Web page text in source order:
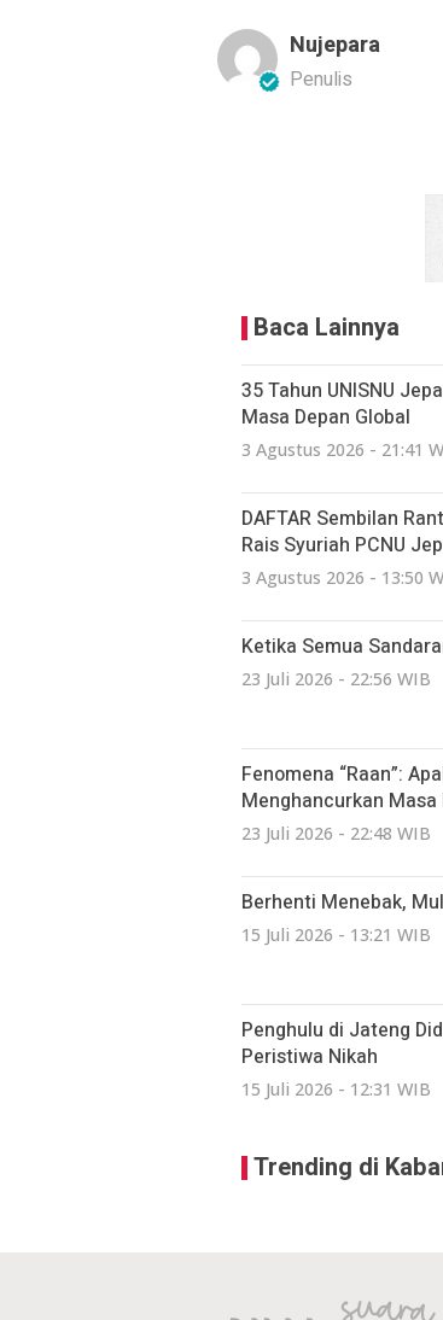
Nujepara
Penulis
Baca Lainnya
35 Tahun UNISNU
Masa Depan Global
3 Agustus 2026 - 21:41
DAFTAR Sembilan
Rais Syuriah PCNU
3 Agustus 2026 - 13:50
Ketika Semua
23 Juli 2026 - 22:56 WIB
Fenomena “Raan”:
Menghancurkan
23 Juli 2026 - 22:48 WIB
Berhenti Menebak,
15 Juli 2026 - 13:21 WIB
Penghulu di Jateng
Peristiwa Nikah
15 Juli 2026 - 12:31 WIB
Trending di